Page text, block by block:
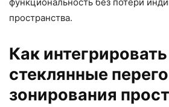
пространства.
Как интегрировать
стеклянные
зонирования